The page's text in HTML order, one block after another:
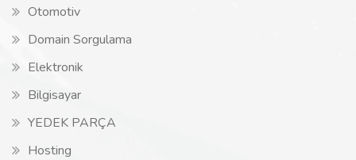
Otomotiv
Domain Sorgulama
Elektronik
Bilgisayar
YEDEK PARÇA
Hosting